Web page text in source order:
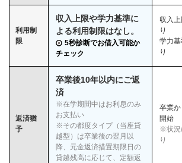
利用制
限
収入上限や学力基準に
よる利用制限はなし。
5秒診断でお借入可能か
チェック
収入
り
学力
り
返済猶
予
卒業後10年以内にご返
済
※在学期間中はお利息のみ
お支払い
※その都度タイプ（当座貸
越型）は卒業後の翌月以
降、元金返済措置期限日の
貸越残高に応じて、定額返
卒業
開始
※状況
り